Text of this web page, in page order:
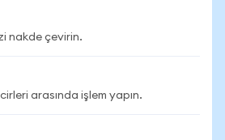
nakde çevirin.
arasında işlem yapın.